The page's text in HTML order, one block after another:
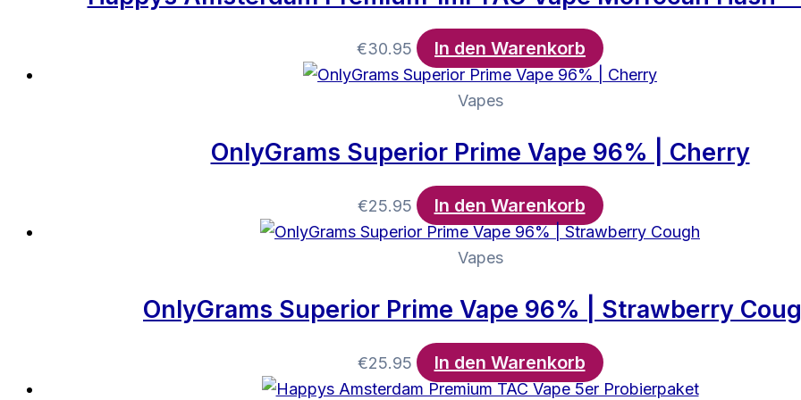
€30.95 In den Warenkorb
Vapes
OnlyGrams Superior Prime Vape 96% | Cherry
€25.95 In den Warenkorb
Vapes
OnlyGrams Superior Prime Vape 96% | Strawberry
€25.95 In den Warenkorb